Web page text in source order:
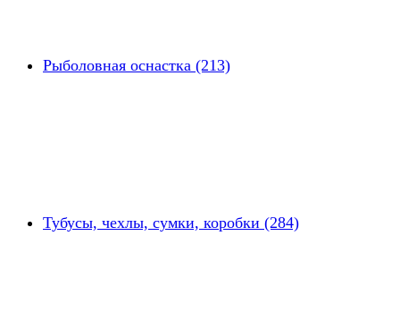
Рыболовная оснастка (213)
Тубусы, чехлы, сумки, коробки (284)